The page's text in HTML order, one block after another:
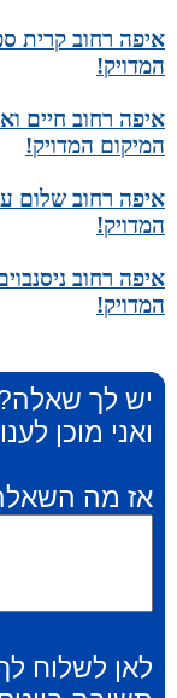
איפה רחוב קרית
המדויק!
איפה רחוב חיים
המיקום המדויק!
איפה רחוב שלום
המדויק!
איפה רחוב
המדויק!
יש לך שאלה?
ואני מוכן
אז מה
לאן לשלוח